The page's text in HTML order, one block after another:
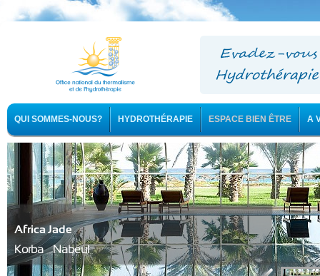
QUI SOMMES-NOUS? HYDROTHÉRAPIE ESPACE BIEN ÊTRE A
Africa Jade
Korba - Nabeul